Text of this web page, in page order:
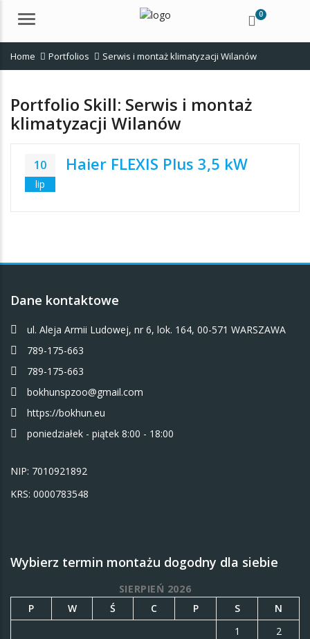
Menu 0
Home Portfolios Serwis i montaż klimatyzacji Wilanów
Portfolio Skill: Serwis i montaż
klimatyzacji Wilanów
10
lip
Haier FLEXIS Plus 3,5 kW
Dane kontaktowe
ul. Aleja Armii Ludowej, nr 6, lok. 164, 00-571 WARSZAWA
789-175-663
789-175-663
bokhunspzoo@gmail.com
https://bokhun.eu
poniedziałek - piątek 8:00 - 18:00
NIP: 7010921892
KRS: 0000783548
Wybierz termin montażu dogodny dla siebie
SIERPIEŃ 2026
P
W Ś C P S
N
1
2